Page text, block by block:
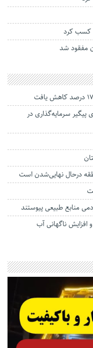
کسب کرد
هلدینگ اقتصادی پیگیر سرمایه‌گذاری در
درحال نهایی‌شدن است
افزایش ناگهانی آب